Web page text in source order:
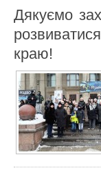
Дякуємо
краю!